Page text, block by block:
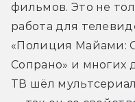
фильмов. Это не
работа для
«Полиция Майами:
Сопрано» и многих
ТВ шёл